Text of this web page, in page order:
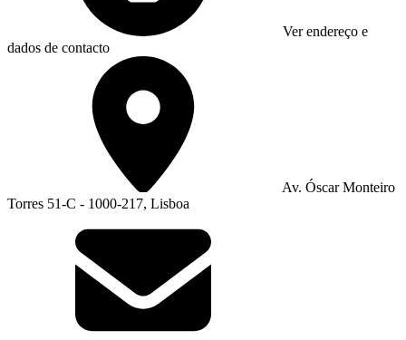
Ver endereço e
dados de contacto
Av. Óscar Monteiro
Torres 51-C - 1000-217, Lisboa